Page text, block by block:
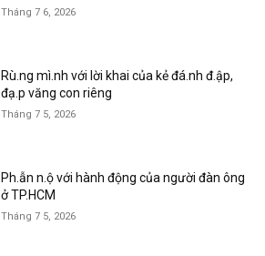
Tháng 7 6, 2026
Rù.ng mì.nh với lời khai của kẻ đá.nh đ.ập,
đạ.p văng con riêng
Tháng 7 5, 2026
Ph.ẫn n.ộ với hành động của người đàn ông
ở TP.HCM
Tháng 7 5, 2026